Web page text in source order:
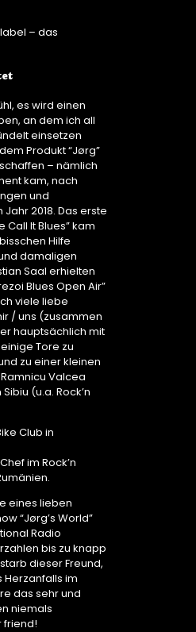
label – das
es wird einen
an dem ich all
einsetzen
Produkt “Jørg”
– nämlich
kam, nach
und
2018. Das erste
Call It Blues” kam
Hilfe
damaligen
Saal erhielten
Blues Open Air”
viele liebe
/ uns (zusammen
hauptsächlich mit
Tore zu
zu einer kleinen
Valcea
(u.a. Rock’n
im Rock’n
eines lieben
“Jørg’s World”
Radio
bis zu knapp
dieser Freund,
Herzanfalls im
das sehr und
niemals
friend!